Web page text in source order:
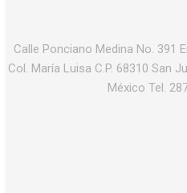
Calle Ponciano Medina No. 391
Col. María Luisa C.P. 68310 San
México Tel.